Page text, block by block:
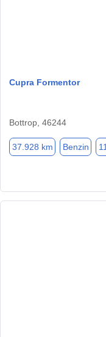
Cupra Formentor
Bottrop, 46244
37.928 km Benzin